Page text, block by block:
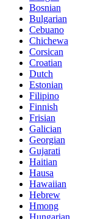
Bosnian
Bulgarian
Cebuano
Chichewa
Corsican
Croatian
Dutch
Estonian
Filipino
Finnish
Frisian
Galician
Georgian
Gujarati
Haitian
Hausa
Hawaiian
Hebrew
Hmong
Hungarian